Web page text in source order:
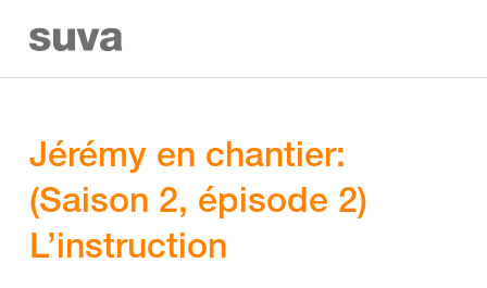
Jérémy en chantier:
(Saison 2, épisode 2)
L’instruction